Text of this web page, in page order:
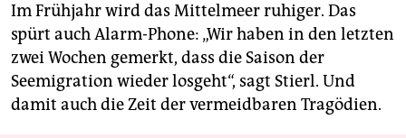
Im Frühjahr wird das Mittelmeer ruhiger. Das
spürt auch Alarm-Phone: „Wir haben in den letzten
zwei Wochen gemerkt, dass die Saison der
Seemigration wieder losgeht“, sagt Stierl. Und
damit auch die Zeit der vermeidbaren Tragödien.